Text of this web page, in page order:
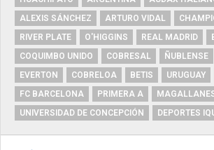
ALEXIS SÁNCHEZ
ARTURO VIDAL
RIVER PLATE
O'HIGGINS REAL MADRID
COQUIMBO UNIDO
COBRESAL ÑUBLENSE
EVERTON
COBRELOA BETIS URUGUAY
FC BARCELONA
PRIMERA A
UNIVERSIDAD DE CONCEPCIÓN
DEPORTES